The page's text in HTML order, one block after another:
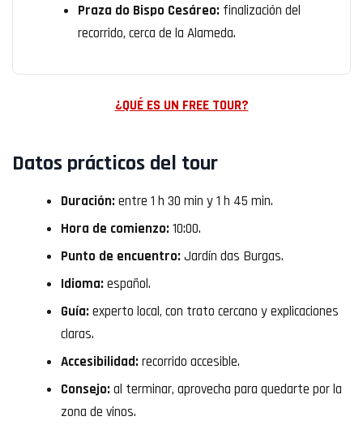
Praza do Bispo Cesáreo: finalización del
recorrido, cerca de la Alameda.
¿QUÉ ES UN FREE TOUR?
Datos prácticos del tour
Duración:entre 1 h 30 min y 1 h 45 min.
Hora de comienzo:10:00.
Punto de encuentro:Jardín das Burgas.
Idioma:español.
Guía:experto local, con trato cercano y explicaciones
claras.
Accesibilidad:recorrido accesible.
Consejo:al terminar, aprovecha para quedarte por la
zona de vinos.